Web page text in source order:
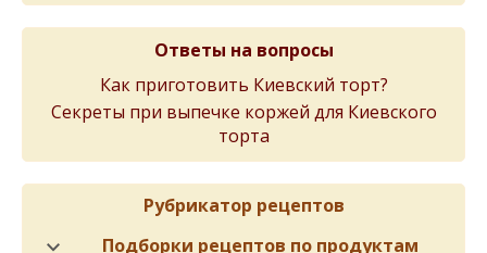
Ответы на вопросы
Как приготовить Киевский торт?
Cекреты при выпечке коржей для Киевского
торта
Рубрикатор рецептов
Подборки рецептов по продуктам